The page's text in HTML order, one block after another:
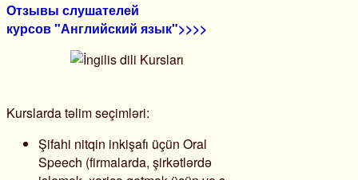
Отзывы слушателей
курсов "Английский язык">>>>
Kurslarda təlim seçimləri:
Şifahi nitqin inkişafı üçün Oral
Speech (firmalarda, şirkətlərdə